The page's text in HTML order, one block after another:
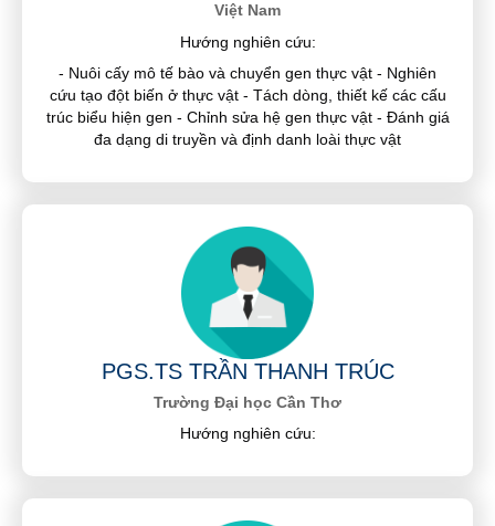
Việt Nam
Hướng nghiên cứu:
- Nuôi cấy mô tế bào và chuyển gen thực vật - Nghiên
cứu tạo đột biến ở thực vật - Tách dòng, thiết kế các cấu
trúc biểu hiện gen - Chỉnh sửa hệ gen thực vật - Đánh giá
đa dạng di truyền và định danh loài thực vật
PGS.TS TRẦN THANH TRÚC
Trường Đại học Cần Thơ
Hướng nghiên cứu: